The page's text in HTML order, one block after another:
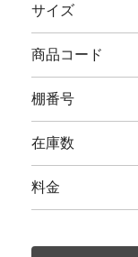
サイズ
商品コード
棚番号
在庫数
料金